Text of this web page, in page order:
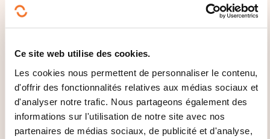
Ce site web utilise des cookies.
Les cookies nous permettent de personnaliser le contenu,
d'offrir des fonctionnalités relatives aux médias sociaux et
d'analyser notre trafic. Nous partageons également des
informations sur l'utilisation de notre site avec nos
partenaires de médias sociaux, de publicité et d'analyse,
Audit énergétique bâtiment
Chantier BTP
Conduite travaux BTP
Ecoconstruction
Gestion entreprise BTP
traçage
Label performance énergétique
bâtiment
Lecture plan BTP
Maîtrise oeuvre
Maîtrise ouvrage
Marché travaux
Matériel
chantier
Pathologie construction
Performance énergétique bâtiment